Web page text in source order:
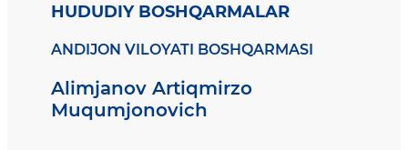
HUDUDIY BOSHQARMALAR
ANDIJON VILOYATI BOSHQARMASI
Alimjanov Artiqmirzo
Muqumjonovich